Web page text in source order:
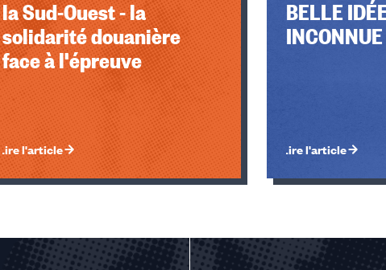
la Sud-Ouest - la
solidarité douanière
face à l'épreuve
Lire l'article
BELLE
Lire l'article